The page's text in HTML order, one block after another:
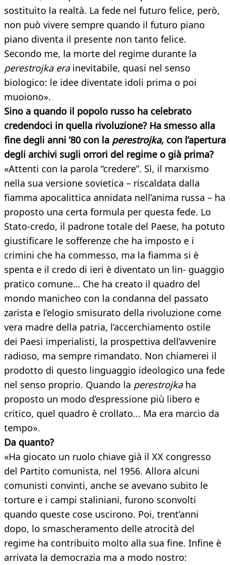
sostituito la realtà. La fede nel futuro felice, però,
non può vivere sempre quando il futuro piano
piano diventa il presente non tanto felice.
Secondo me, la morte del regime durante la
perestrojka erainevitabile, quasi nel senso
biologico: le idee diventate idoli prima o poi
muoiono».
Sino a quando il popolo russo ha celebrato
credendoci in quella rivoluzione? Ha smesso alla
fine degli anni ’80 con la perestrojka, con l’apertura
degli archivi sugli orrori del regime o già prima?
«Attenti con la parola “credere”. Sì, il marxismo
nella sua versione sovietica – riscaldata dalla
fiamma apocalittica annidata nell’anima russa – ha
proposto una certa formula per questa fede. Lo
Stato-credo, il padrone totale del Paese, ha potuto
giustificare le sofferenze che ha imposto e i
crimini che ha commesso, ma la fiamma si è
spenta e il credo di ieri è diventato un lin- guaggio
pratico comune… Che ha creato il quadro del
mondo manicheo con la condanna del passato
zarista e l’elogio smisurato della rivoluzione come
vera madre della patria, l’accerchiamento ostile
dei Paesi imperialisti, la prospettiva dell’avvenire
radioso, ma sempre rimandato. Non chiamerei il
prodotto di questo linguaggio ideologico una fede
nel senso proprio. Quando la perestrojkaha
proposto un modo d’espressione più libero e
critico, quel quadro è crollato... Ma era marcio da
tempo».
Da quanto?
«Ha giocato un ruolo chiave già il XX congresso
del Partito comunista, nel 1956. Allora alcuni
comunisti convinti, anche se avevano subito le
torture e i campi staliniani, furono sconvolti
quando queste cose uscirono. Poi, trent’anni
dopo, lo smascheramento delle atrocità del
regime ha contribuito molto alla sua fine. Infine è
arrivata la democrazia ma a modo nostro: